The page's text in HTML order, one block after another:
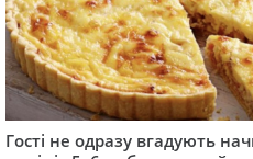
Гості не одразу вгадують